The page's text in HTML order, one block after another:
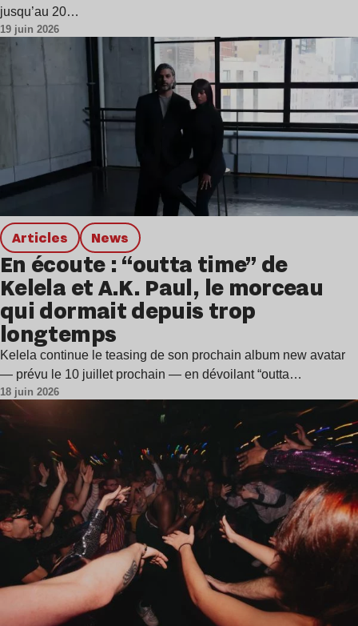
jusqu’au 20…
19 juin 2026
Articles news
En écoute : “outta time” de
Kelela et A.K. Paul, le morceau
qui dormait depuis trop
longtemps
Kelela continue le teasing de son prochain album new avatar
— prévu le 10 juillet prochain — en dévoilant “outta…
18 juin 2026